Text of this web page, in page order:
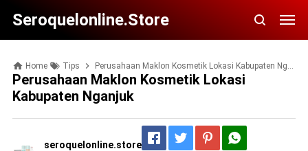
Seroquelonline.store
Home Tips Perusahaan Maklon Kosmetik Lokasi Kabupaten Nganjuk
Perusahaan Maklon Kosmetik Lokasi
Kabupaten Nganjuk
seroquelonline.store